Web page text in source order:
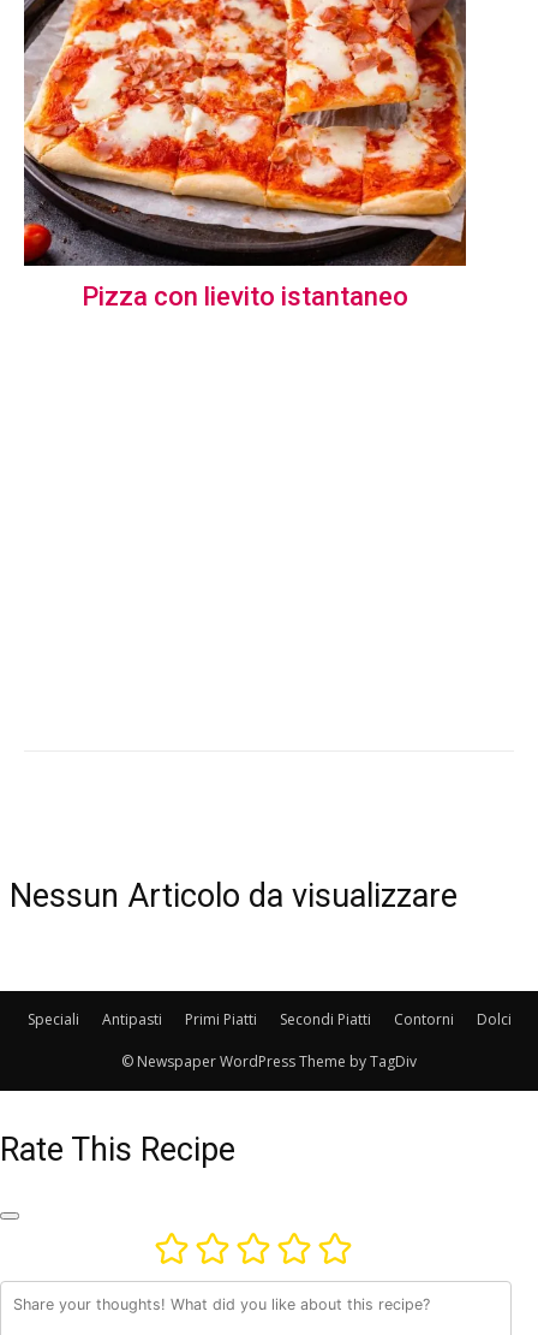
Pizza con lievito istantaneo
Nessun Articolo da visualizzare
Speciali Antipasti Primi Piatti Secondi Piatti Contorni Dolci
© Newspaper WordPress Theme by TagDiv
Rate This Recipe